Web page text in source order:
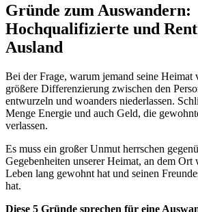
Gründe zum Auswandern:
Hochqualifizierte und
Ausland
Bei der Frage, warum jemand seine Heimat
größere Differenzierung zwischen den
entwurzeln und woanders niederlassen.
Menge Energie und auch Geld, die
verlassen.
Es muss ein großer Unmut herrschen
Gegebenheiten unserer Heimat, an dem
Leben lang gewohnt hat und seinen
hat.
Diese 5 Gründe sprechen für eine